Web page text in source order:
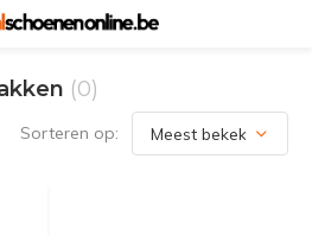
(0)
Sorteren op: